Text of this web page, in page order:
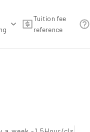
Tuition fee
reference
recommendation